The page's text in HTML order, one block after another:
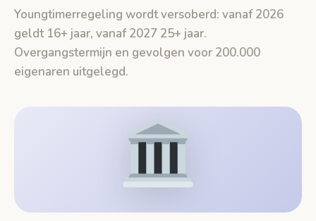
Youngtimerregeling wordt versoberd: vanaf 2026
geldt 16+ jaar, vanaf 2027 25+ jaar.
Overgangstermijn en gevolgen voor 200.000
eigenaren uitgelegd.